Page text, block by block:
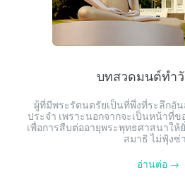
บทสวดมนต์ทำวั
ผู้ที่มีพระรัตนตรัยเป็นที่พึ่งที่ระลึกอั
ประจำ เพราะนอกจากจะเป็นหน้าที่
เพื่อการสืบต่ออายุพระพุทธศาสนาให้
สมาธิ ไม่ฟุ้งซ่
อ่านต่อ →